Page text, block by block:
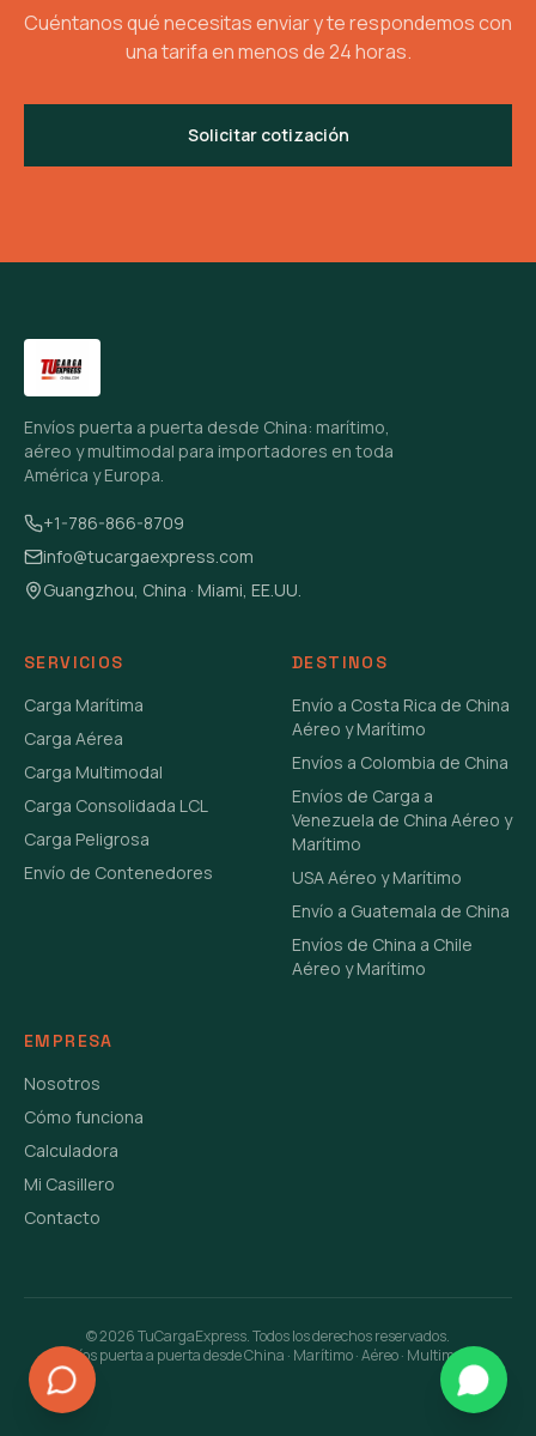
Cuéntanos qué necesitas enviar y te respondemos con
una tarifa en menos de 24 horas.
Solicitar cotización
Envíos puerta a puerta desde China: marítimo,
aéreo y multimodal para importadores en toda
América y Europa.
+1-786-866-8709
info@tucargaexpress.com
Guangzhou, China · Miami, EE.UU.
SERVICIOS
Carga Marítima
Carga Aérea
Carga Multimodal
Carga Consolidada LCL
Carga Peligrosa
Envío de Contenedores
DESTINOS
Envío a Costa Rica de China
Aéreo y Marítimo
Envíos a Colombia de China
Envíos de Carga a
Venezuela de China Aéreo y
Marítimo
USA Aéreo y Marítimo
Envío a Guatemala de China
Envíos de China a Chile
Aéreo y Marítimo
EMPRESA
Nosotros
Cómo funciona
Calculadora
Mi Casillero
Contacto
©2026TuCargaExpress. Todos los derechos reservados.
Envíos puerta a puerta desde China · Marítimo · Aéreo · Multimodal